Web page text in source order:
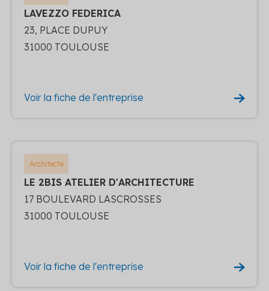
LAVEZZO FEDERICA
23, PLACE DUPUY
31000 TOULOUSE
Voir la fiche de l'entreprise
Architecte
LE 2BIS ATELIER D'ARCHITECTURE
17 BOULEVARD LASCROSSES
31000 TOULOUSE
Voir la fiche de l'entreprise